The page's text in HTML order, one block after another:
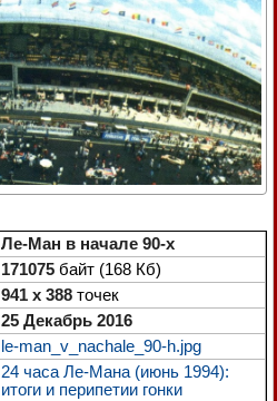
Ле-Ман в начале 90-х
171075 байт (168 Кб)
941 x 388 точек
25 Декабрь 2016
le-man_v_nachale_90-h.jpg
24 часа Ле-Мана (июнь 1994):
итоги и перипетии гонки